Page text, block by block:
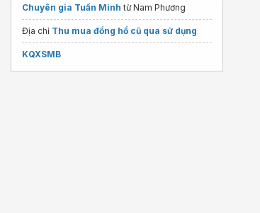
Chuyên gia Tuấn Minh từ Nam Phương
Địa chỉ Thu mua đồng hồ cũ qua sử dụng
KQXSMB